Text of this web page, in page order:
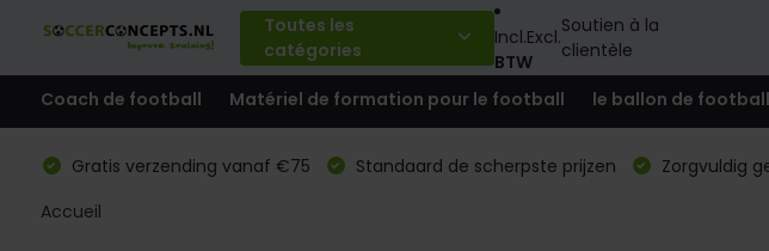
Toutes les
catégories
Incl.Excl.
BTW
Soutien à la
clientèle
Coach de football Matériel de formation pour le football le ballon de football
Gratis verzending vanaf €75 Standaard de scherpste prijzen
Zorgvuldig
Accueil